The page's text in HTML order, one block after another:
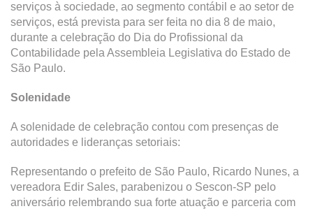
serviços à sociedade, ao segmento contábil e ao setor de
serviços, está prevista para ser feita no dia 8 de maio,
durante a celebração do Dia do Profissional da
Contabilidade pela Assembleia Legislativa do Estado de
São Paulo.
Solenidade
A solenidade de celebração contou com presenças de
autoridades e lideranças setoriais:
Representando o prefeito de São Paulo, Ricardo Nunes, a
vereadora Edir Sales, parabenizou o Sescon-SP pelo
aniversário relembrando sua forte atuação e parceria com